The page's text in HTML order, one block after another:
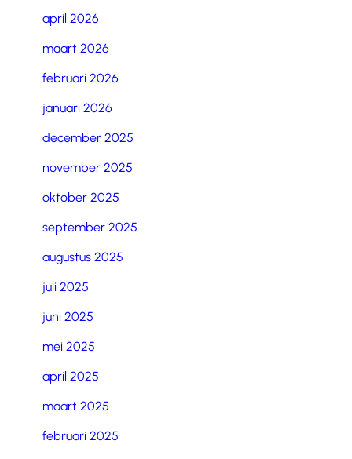
april 2026
maart 2026
februari 2026
januari 2026
december 2025
november 2025
oktober 2025
september 2025
augustus 2025
juli 2025
juni 2025
mei 2025
april 2025
maart 2025
februari 2025